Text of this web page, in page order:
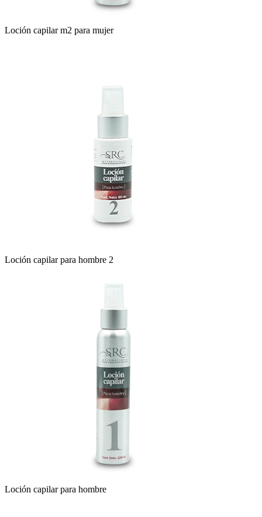
Loción capilar m2 para mujer
Loción capilar para hombre 2
Loción capilar para hombre